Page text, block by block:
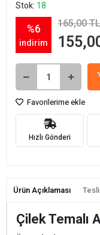
Stok: 18
%6
indirim
165,00 TL
Favorilerime ekle
Hızlı Gönderi
Ürün Açıklaması
Çilek Temalı